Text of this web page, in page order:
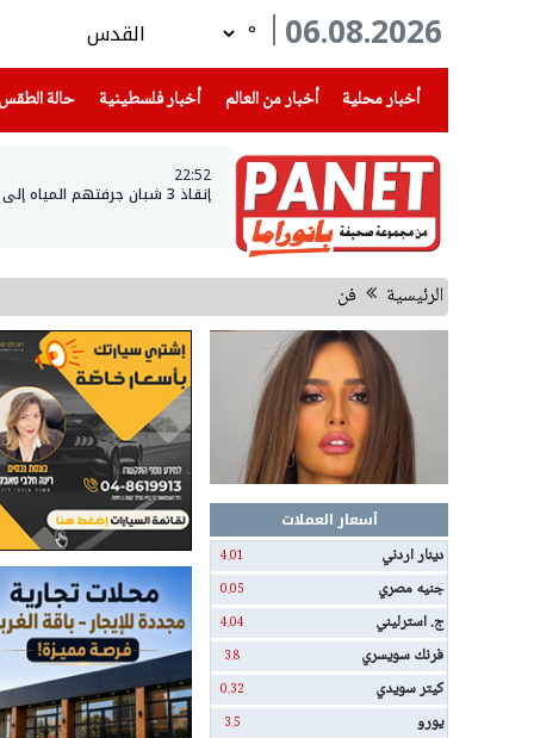
06.08.2026
°
أخبار محلية
(current) أخبار من العالم أخبار فلسطينية(current) حالة الطقس
22:52
إنقاذ 3 شبان جرفتهم المياه إلى عمق بحيرة طبريا
الرئيسية فن
أسعار العملات
دينار اردني
4.01
جنيه مصري 0.05
ج. استرليني 4.04
فرنك سويسري 3.8
كيتر سويدي 0.32
يورو 3.5